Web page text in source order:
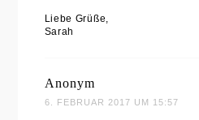
Liebe Grüße,
Sarah
Anonym
6. FEBRUAR 2017 UM 15:57